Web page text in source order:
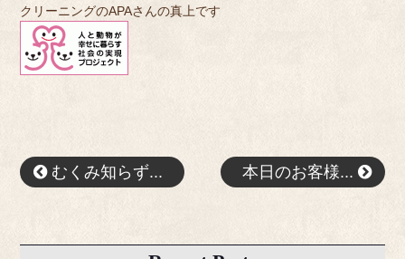
クリーニングのAPAさんの真上です
むくみ知らず... 本日のお客様...